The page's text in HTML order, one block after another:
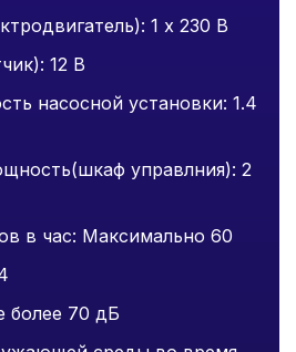
1 х 230 В
12 В
насосной установки: 1.4
управлния): 2
в час: Максимально 60
более 70 дБ